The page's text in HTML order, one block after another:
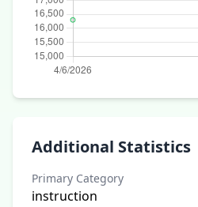
Additional Statistics
Primary Category
instruction